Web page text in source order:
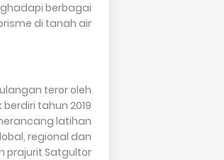
berbagai
di tanah air.
teror oleh
tahun 2019
latihan
regional dan
prajurit Satgultor